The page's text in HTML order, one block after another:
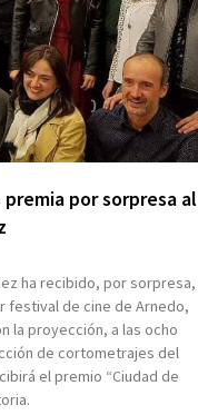
por sorpresa al
ha recibido, por sorpresa,
festival de cine de Arnedo,
la proyección, a las ocho
de cortometrajes del
el premio “Ciudad de